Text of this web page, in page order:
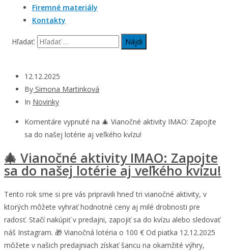
Firemné materiály
Kontakty
Hľadať:
12.12.2025
By Simona Martinková
In Novinky
Komentáre vypnuté na 🎄 Vianočné aktivity IMAO: Zapojte
sa do našej lotérie aj veľkého kvízu!
🎄 Vianočné aktivity IMAO: Zapojte
sa do našej lotérie aj veľkého kvízu!
Tento rok sme si pre vás pripravili hneď tri vianočné aktivity, v
ktorých môžete vyhrať hodnotné ceny aj milé drobnosti pre
radosť. Stačí nakúpiť v predajni, zapojiť sa do kvízu alebo sledovať
náš Instagram. 🎁 Vianočná lotéria o 100 € Od piatka 12.12.2025
môžete v našich predajniach získať šancu na okamžité výhry,